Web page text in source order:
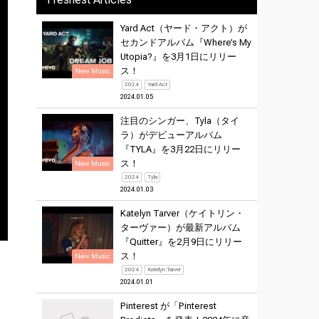
New Music
Yard Act（ヤード・アクト）が
セカンドアルバム『Where’s My
Utopia?』を3月1日にリリー
ス！
2024 Yard Act
2024.01.05
New Music
注目のシンガー、Tyla（タイ
ラ）がデビューアルバム
『TYLA』を3月22日にリリー
ス！
2024 Tyla
2024.01.03
New Music
Katelyn Tarver（ケイトリン・
ターヴァー）が最新アルバム
『Quitter』を2月9日にリリー
ス！
2024 Katelyn Tarver
2024.01.01
Pinterest が「Pinterest